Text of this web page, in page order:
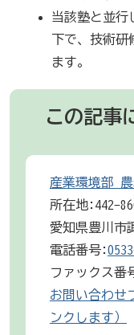
当該塾と並行
下で、技術研
ます。
この記事
産業環境部
所在地:442-
愛知県豊川市
電話番号:
ファックス番
お問い合わせ
ンクします）